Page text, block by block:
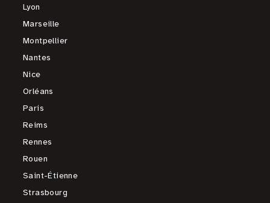
Lyon
Marseille
Montpellier
Nantes
Nice
Orléans
Paris
Reims
Rennes
Rouen
Saint-Étienne
Strasbourg